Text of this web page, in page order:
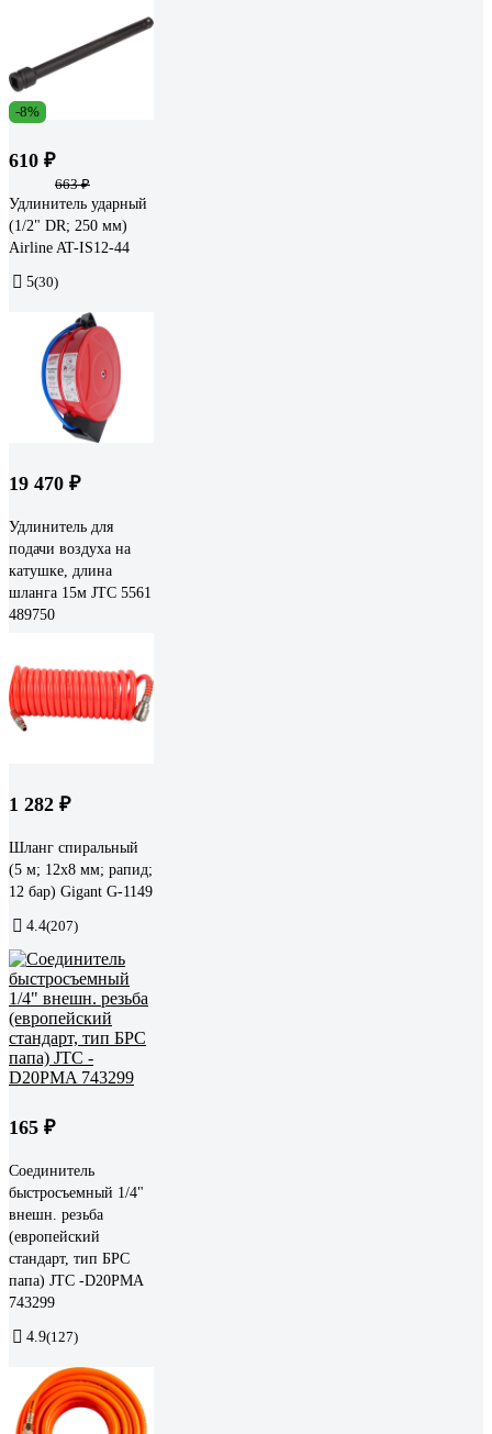
-8%
610 ₽
663 ₽
Удлинитель ударный
(1/2" DR; 250 мм)
Airline AT-IS12-44
5(30)
19 470 ₽
Удлинитель для
подачи воздуха на
катушке, длина
шланга 15м JTC 5561
489750
1 282 ₽
Шланг спиральный
(5 м; 12х8 мм; рапид;
12 бар) Gigant G-1149
4.4(207)
165 ₽
Соединитель
быстросъемный 1/4"
внешн. резьба
(европейский
стандарт, тип БРС
папа) JTC -D20PMA
743299
4.9(127)